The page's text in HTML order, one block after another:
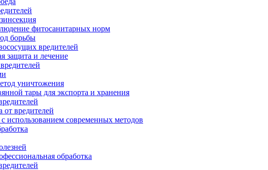
фитосанитарных норм
борьбы
вредителей
защита и лечение
уничтожения
тары для экспорта и хранения
вредителей
современных методов
обработка